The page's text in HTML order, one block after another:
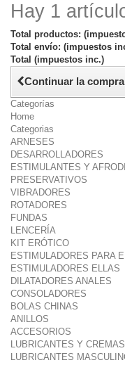
Hay 1
Total productos:
Total envío: (impuestos
Total (impuestos inc.)
Continuar la compra
Categorías
Home
Categorias
ARNESES
DESARROLLADORES
ESTIMULANTES Y
PRESERVATIVOS
VIBRADORES
ROTADORES
FUNDAS
LENCERÍA
KIT ERÓTICO
ESTIMULADORES PARA
ESTIMULADORES ELLAS
DILATADORES ANALES
CONSOLADORES
BOLAS CHINAS
ANILLOS
ACCESORIOS
LUBRICANTES Y CREMAS
LUBRICANTES